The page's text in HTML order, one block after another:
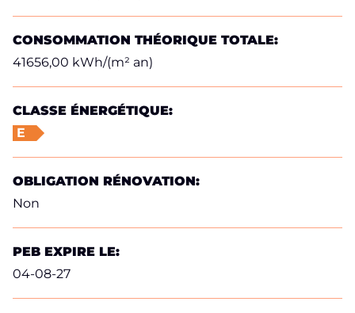
CONSOMMATION THÉORIQUE TOTALE:
41656,00 kWh/(m² an)
CLASSE ÉNERGÉTIQUE:
E
OBLIGATION RÉNOVATION:
Non
PEB EXPIRE LE:
04-08-27